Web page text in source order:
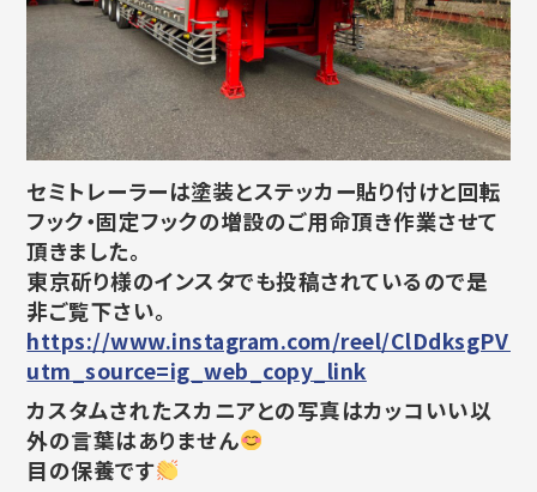
セミトレーラーは塗装とステッカー貼り付けと回転
フック・固定フックの増設のご用命頂き作業させて
頂きました。
東京斫り様のインスタでも投稿されているので是
非ご覧下さい。
https://www.instagram.com/reel/
utm_source=ig_web_copy_link
カスタムされたスカニアとの写真はカッコいい以
外の言葉はありません
目の保養です